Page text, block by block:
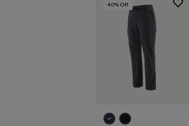
40% Off